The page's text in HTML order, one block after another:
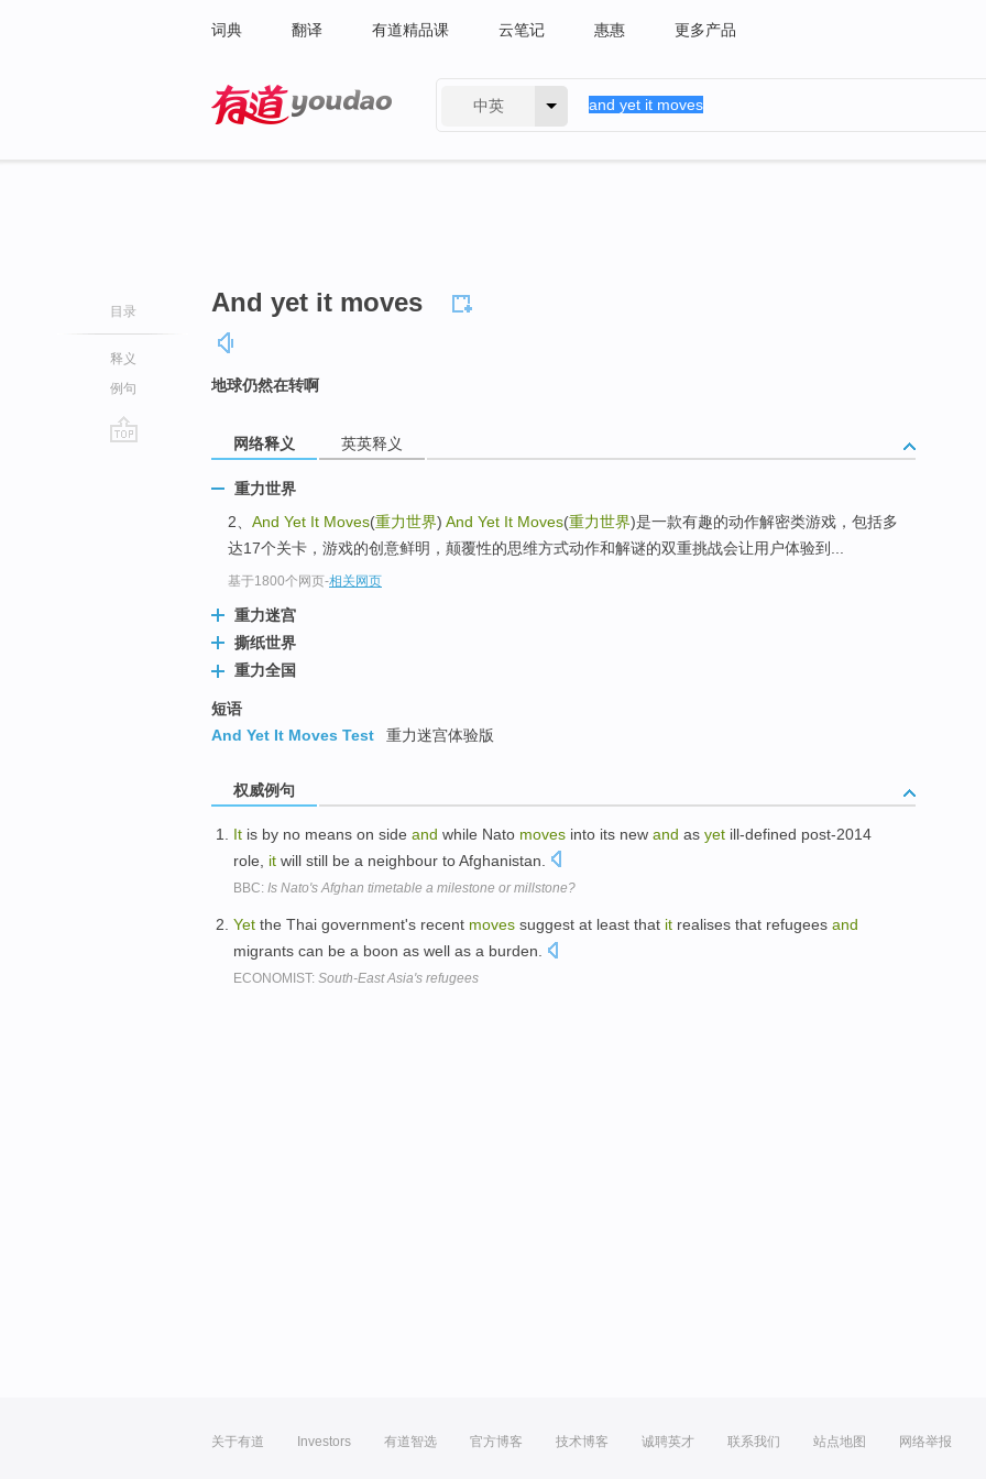
词典 翻译 有道精品课 云笔记 惠惠 更多产品
中英
目录
释义
例句
And yet it moves
地球仍然在转啊
网络释义 英英释义
重力世界
2、 And Yet It Moves(重力世界) And Yet It Moves(重力世界)是一款有趣的动作解密类游戏，包括多
达17个关卡，游戏的创意鲜明，颠覆性的思维方式动作和解谜的双重挑战会让用户体验到...
基于1800个网页-相关网页
重力迷宫
撕纸世界
重力全国
短语
And Yet It Moves Test
重力迷宫体验版
权威例句
It is by no means on side and while Nato moves into its new and as yet ill-defined post-2014
role, it will still be a neighbour to Afghanistan.
BBC: Is Nato's Afghan timetable a milestone or millstone?
Yet the Thai government's recent moves suggest at least that it realises that refugees and
migrants can be a boon as well as a burden.
ECONOMIST: South-East Asia's refugees
关于有道 Investors 有道智选 官方博客 技术博客 诚聘英才 联系我们 站点地图 网络举报